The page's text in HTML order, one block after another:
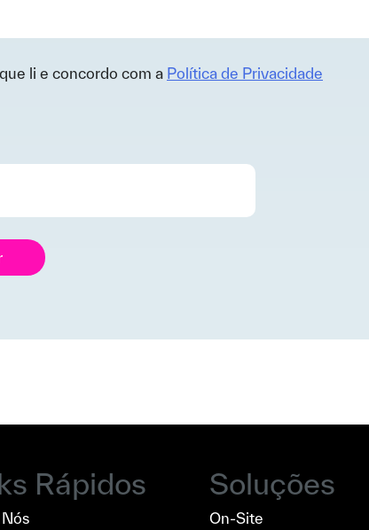
li e concordo com a Política de Privacidade
Rápidos Soluções
On-Site